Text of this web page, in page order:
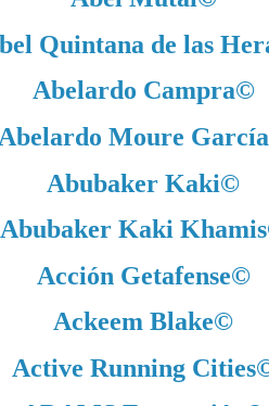
Quintana de las
Abelardo Campra©
Abelardo Moure García
Abubaker Kaki©
Abubaker Kaki Khamis
Acción Getafense©
Ackeem Blake©
Active Running Cities